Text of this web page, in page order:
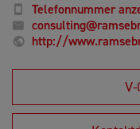
Telefonnummer
http://